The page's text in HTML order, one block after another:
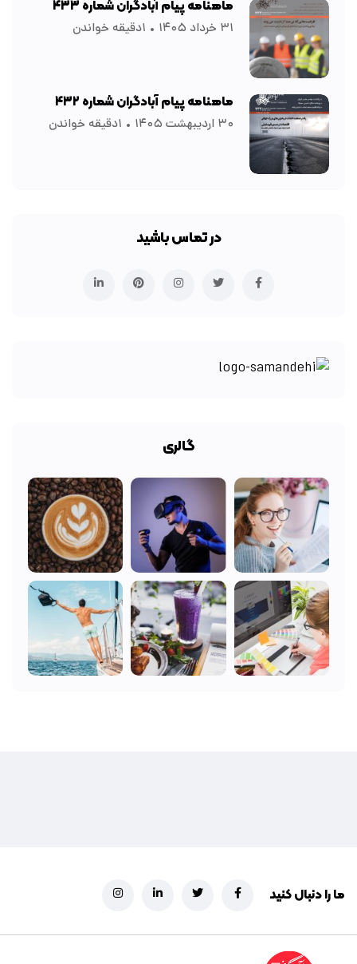
ماهنامه پیام آبادگران شماره ۴۳۳
۳۱ خرداد ۱۴۰۵ ۱دقیقه خواندن
ماهنامه پیام آبادگران شماره ۴۳۲
۳۰ اردیبهشت ۱۴۰۵ ۱دقیقه خواندن
در تماس باشید
گالری
ما را دنبال کنید